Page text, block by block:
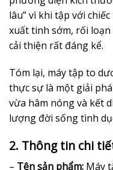
lâu” vì khi tập với
xuất tinh sớm, rối
cải thiện rất đáng kể.
Tóm lại, máy tập to
thực sự là một giải
vừa hâm nóng và kết
lượng đời sống tình
2. Thông tin chi
– Tên sản phẩm: Máy